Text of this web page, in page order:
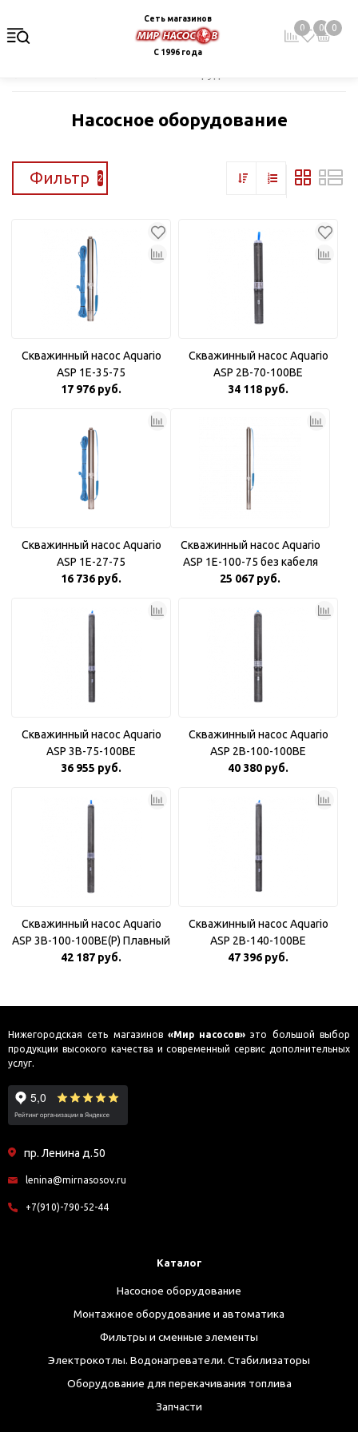
Сеть магазинов
С 1996 года
0 0 0
Насосное оборудование
Фильтр 2
Скважинный насос Aquario
ASP 1E-35-75
17 976 руб.
Скважинный насос Aquario
ASP 2B-70-100BE
34 118 руб.
Скважинный насос Aquario
ASP 1E-27-75
16 736 руб.
Скважинный насос Aquario
ASP 1E-100-75 без кабеля
25 067 руб.
Скважинный насос Aquario
ASP 3B-75-100BE
36 955 руб.
Скважинный насос Aquario
ASP 2B-100-100BE
40 380 руб.
Скважинный насос Aquario
ASP 3B-100-100BE(P) Плавный
пуск
42 187 руб.
Скважинный насос Aquario
ASP 2B-140-100BE
47 396 руб.
Нижегородская сеть магазинов «Мир насосов» это большой выбор
продукции высокого качества и современный сервис дополнительных
услуг.
пр. Ленина д.50
lenina@mirnasosov.ru
+7(910)-790-52-44
Каталог
Насосное оборудование
Монтажное оборудование и автоматика
Фильтры и сменные элементы
Электрокотлы. Водонагреватели. Стабилизаторы
Оборудование для перекачивания топлива
Запчасти